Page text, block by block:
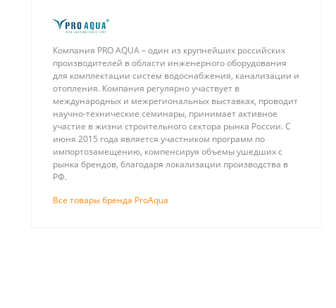
Компания PRO AQUA – один из крупнейших российских
производителей в области инженерного оборудования
для комплектации систем водоснабжения, канализации и
отопления. Компания регулярно участвует в
международных и межрегиональных выставках, проводит
научно-технические семинары, принимает активное
участие в жизни строительного сектора рынка России. С
июня 2015 года является участником программ по
импортозамещению, компенсируя объемы ушедших с
рынка брендов, благодаря локализации производства в
РФ.
Все товары бренда ProAqua